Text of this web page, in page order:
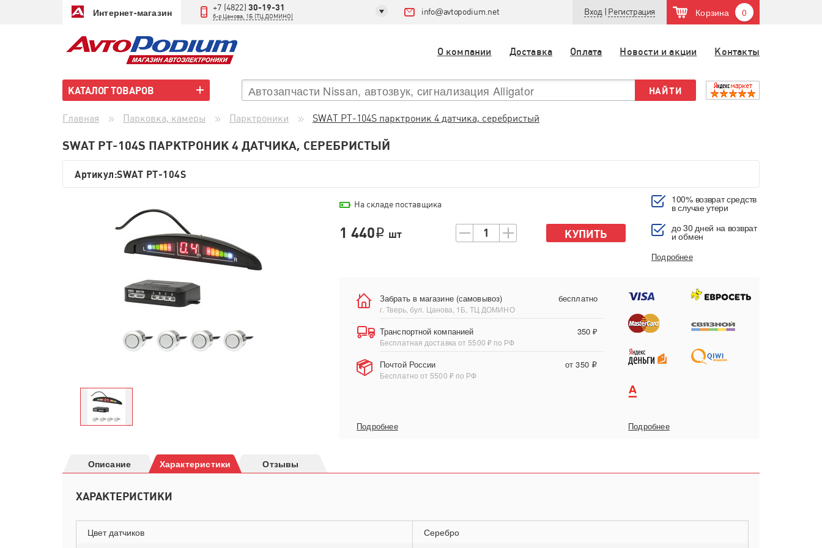
Интернет-магазин +7 (4822) 30-19-31
б-р Цанова, 1Б (ТЦ ДОМИНО) info@avtopodium.net Вход Регистрация Корзина 0
О компании Доставка Оплата Новости и акции Контакты
КАТАЛОГ ТОВАРОВ
Главная Парковка, камеры Парктроники SWAT PT-104S парктроник 4 датчика, серебристый
SWAT PT-104S ПАРКТРОНИК 4 ДАТЧИКА, СЕРЕБРИСТЫЙ
Артикул:SWAT PT-104S
На складе поставщика
1 440i шт 1 КУПИТЬ
Забрать в магазине (самовывоз) бесплатно
г. Тверь, бул. Цанова, 1Б, ТЦ ДОМИНО
Транспортной компанией 350 ₽
Бесплатная доставка от 5500 ₽ по РФ
Почтой России от 350 i
Бесплатно от 5500 ₽ по РФ
Подробнее
100% возврат средств
в случае утери
до 30 дней на возврат
и обмен
Подробнее
Подробнее
Описание Характеристики Отзывы
ХАРАКТЕРИСТИКИ
Цвет датчиков Серебро